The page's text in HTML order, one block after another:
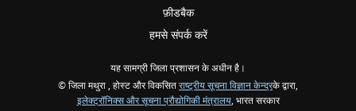
फ़ीडबैक
हमसे संपर्क करें
यह सामग्री जिला प्रशासन के अधीन है।
© जिला मथुरा , होस्ट और विकसितराष्ट्रीय सूचना विज्ञान केन्द्रके द्वारा,
इलेक्ट्रॉनिक्स और सूचना प्रौद्योगिकी मंत्रालय, भारत सरकार